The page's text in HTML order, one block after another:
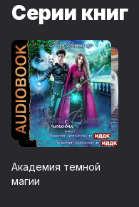
Серии книг
Академия темной
магии